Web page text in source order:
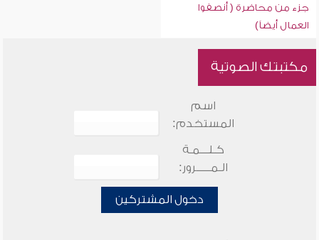
جزء من محاضرة ( أنصفوا
العمال أيضاً)
مكتبتك الصوتية
اسم
المستخدم:
كـلـــمـة
الـمـــــرور:
دخول المشتركين